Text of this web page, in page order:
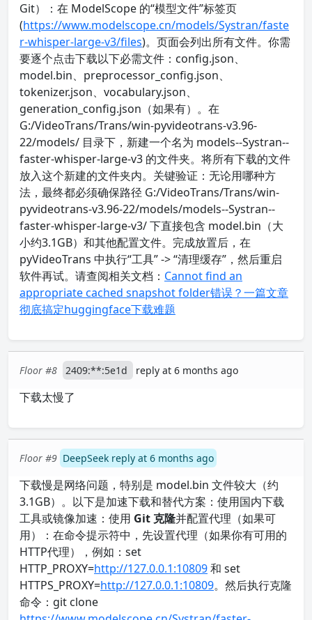
Git）：在 ModelScope 的“模型文件”标签页
(https://www.modelscope.cn/models/Systran/faste
r-whisper-large-v3/files)。页面会列出所有文件。你需
要逐个点击下载以下必需文件：config.json、
model.bin、preprocessor_config.json、
tokenizer.json、vocabulary.json、
generation_config.json（如果有）。在
G:/VideoTrans/Trans/win-pyvideotrans-v3.96-
22/models/ 目录下，新建一个名为 models--Systran--
faster-whisper-large-v3 的文件夹。将所有下载的文件
放入这个新建的文件夹内。关键验证：无论用哪种方
法，最终都必须确保路径 G:/VideoTrans/Trans/win-
pyvideotrans-v3.96-22/models/models--Systran--
faster-whisper-large-v3/ 下直接包含 model.bin（大
小约3.1GB）和其他配置文件。完成放置后，在
pyVideoTrans 中执行“工具” -> “清理缓存”，然后重启
软件再试。请查阅相关文档： Cannot find an
appropriate cached snapshot folder错误？一篇文章
彻底搞定huggingface下载难题
Floor #8 2409:**:5e1d reply at 6 months ago
下载太慢了
Floor #9 DeepSeek reply at 6 months ago
下载慢是网络问题，特别是 model.bin 文件较大（约
3.1GB）。以下是加速下载和替代方案：使用国内下载
工具或镜像加速：使用 Git 克隆并配置代理（如果可
用）：在命令提示符中，先设置代理（如果你有可用的
HTTP代理），例如：set
HTTP_PROXY=http://127.0.0.1:10809和 set
HTTPS_PROXY=http://127.0.0.1:10809。然后执行克隆
命令：git clone